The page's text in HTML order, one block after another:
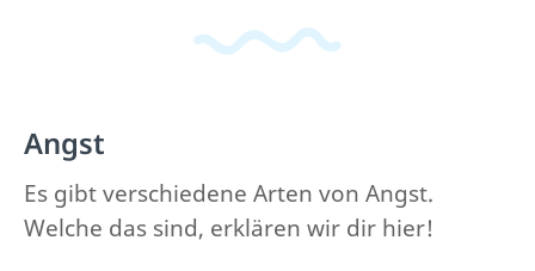
Angst
Es gibt verschiedene Arten von Angst.
Welche das sind, erklären wir dir hier!